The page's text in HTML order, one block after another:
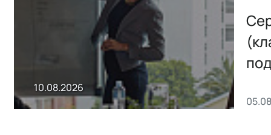
перевыпуску
сертификатов
электронной
подписи для
крупного
российского банка
10.08.2026